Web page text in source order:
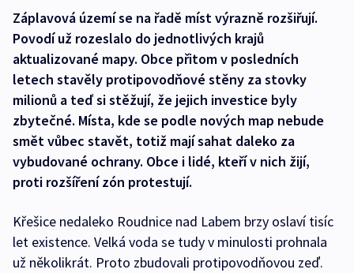
Záplavová území se na řadě míst výrazně rozšiřují.
Povodí už rozeslalo do jednotlivých krajů
aktualizované mapy. Obce přitom v posledních
letech stavěly protipovodňové stěny za stovky
milionů a teď si stěžují, že jejich investice byly
zbytečné. Místa, kde se podle nových map nebude
smět vůbec stavět, totiž mají sahat daleko za
vybudované ochrany. Obce i lidé, kteří v nich žijí,
proti rozšíření zón protestují.
Křešice nedaleko Roudnice nad Labem brzy oslaví tisíc
let existence. Velká voda se tudy v minulosti prohnala
už několikrát. Proto zbudovali protipovodňovou zeď.